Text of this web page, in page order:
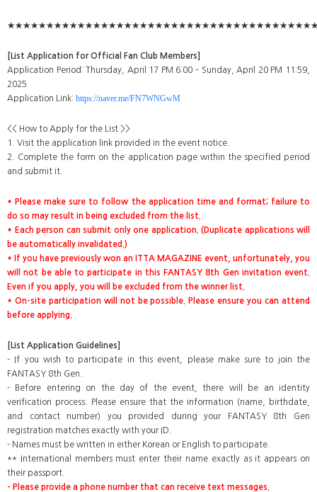
[List Application for Official Fan Club Members]
Application Period: Thursday, April 17 PM 6:00 – Sunday, April 20 PM 11:59,
2025
Application Link: https://naver.me/FN7WNGwM
<< How to Apply for the List >>
1. Visit the application link provided in the event notice.
2. Complete the form on the application page within the specified period
and submit it.
* Please make sure to follow the application time and format; failure to
do so may result in being excluded from the list.
* Each person can submit only one application. (Duplicate applications will
be automatically invalidated.)
* If you have previously won an ITTA MAGAZINE event, unfortunately, you
will not be able to participate in this FANTASY 8th Gen invitation event.
Even if you apply, you will be excluded from the winner list.
* On-site participation will not be possible. Please ensure you can attend
before applying.
[List Application Guidelines]
- If you wish to participate in this event, please make sure to join the
FANTASY 8th Gen.
- Before entering on the day of the event, there will be an identity
verification process. Please ensure that the information (name, birthdate,
and contact number) you provided during your FANTASY 8th Gen
registration matches exactly with your ID.
- Names must be written in either Korean or English to participate.
** International members must enter their name exactly as it appears on
their passport.
- Please provide a phone number that can receive text messages.